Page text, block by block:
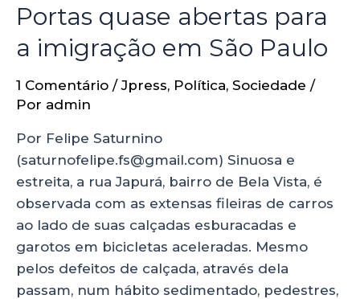
Portas quase abertas para
a imigração em São Paulo
1 Comentário /Jpress, Política, Sociedade /
Por admin
Por Felipe Saturnino
(saturnofelipe.fs@gmail.com) Sinuosa e
estreita, a rua Japurá, bairro de Bela Vista, é
observada com as extensas fileiras de carros
ao lado de suas calçadas esburacadas e
garotos em bicicletas aceleradas. Mesmo
pelos defeitos de calçada, através dela
passam, num hábito sedimentado, pedestres,